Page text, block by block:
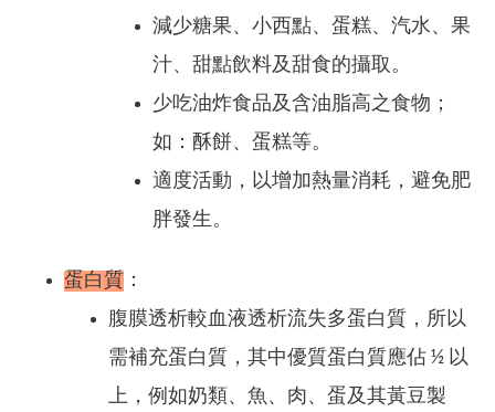
減少糖果、小西點、蛋糕、汽水、果
汁、甜點飲料及甜食的攝取。
少吃油炸食品及含油脂高之食物；
如：酥餅、蛋糕等。
適度活動，以增加熱量消耗，避免肥
胖發生。
蛋白質 ：
腹膜透析較血液透析流失多蛋白質，所以
需補充蛋白質，其中優質蛋白質應佔 ½ 以
上，例如奶類、魚、肉、蛋及其黃豆製